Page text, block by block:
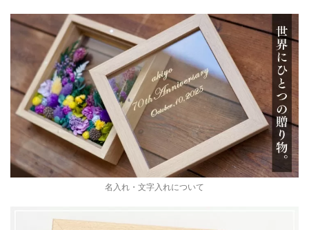
名入れ・文字入れについて